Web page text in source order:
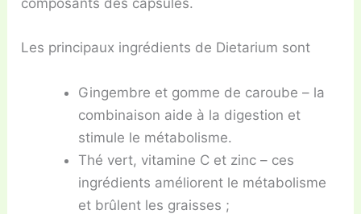
composants des capsules.
Les principaux ingrédients de Dietarium sont
Gingembre et gomme de caroube – la
combinaison aide à la digestion et
stimule le métabolisme.
Thé vert, vitamine C et zinc – ces
ingrédients améliorent le métabolisme
et brûlent les graisses ;